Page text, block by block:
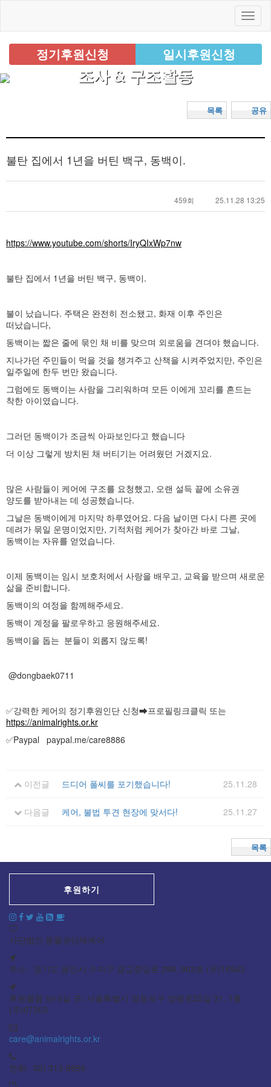
정기후원신청 일시후원신청
조사 & 구조활동
공유
목록
불탄 집에서 1년을 버틴 백구, 동백이.
459회 25.11.28 13:25
https://www.youtube.com/shorts/IryQIxWp7nw
불탄 집에서 1년을 버틴 백구, 동백이.
불이 났습니다. 주택은 완전히 전소됐고, 화재 이후 주인은
떠났습니다,
동백이는 짧은 줄에 묶인 채 비를 맞으며 외로움을 견뎌야 했습니다.
지나가던 주민들이 먹을 것을 챙겨주고 산책을 시켜주었지만, 주인은
일주일에 한두 번만 왔습니다.
그럼에도 동백이는 사람을 그리워하며 모든 이에게 꼬리를 흔드는
착한 아이였습니다.
그러던 동백이가 조금씩 아파보인다고 했습니다
더 이상 그렇게 방치된 채 버티기는 어려웠던 거겠지요.
많은 사람들이 케어에 구조를 요청했고, 오랜 설득 끝에 소유권
양도를 받아내는 데 성공했습니다.
그날은 동백이에게 마지막 하루였어요. 다음 날이면 다시 다른 곳에
데려가 묶일 운명이었지만, 기적처럼 케어가 찾아간 바로 그날,
동백이는 자유를 얻었습니다.
이제 동백이는 임시 보호처에서 사랑을 배우고, 교육을 받으며 새로운
삶을 준비합니다.
동백이의 여정을 함께해주세요.
동백이 계정을 팔로우하고 응원해주세요.
동백이을 돕는 분들이 외롭지 않도록!
@dongbaek0711
✅강력한 케어의 정기후원인단 신청➡프로필링크클릭 또는
https://animalrights.or.kr
✅Paypal paypal.me/care8886
이전글 드디어 폴씨를 포기했습니다! 25.11.28
다음글 케어, 불법 투견 현장에 맞서다! 25.11.27
목록
후원하기
사단법인 동물권단체케어
주소: 경기도 용인시 수지구 광교중앙로 298, 903호 (우)16943
후원물품 보내실 곳: 서울특별시 영등포구 양평로22길 31, 1층
(우)07203
care@animalrights.or.kr
전화: 02) 313-8886